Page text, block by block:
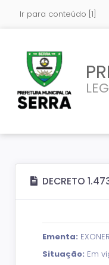
Ir para conteúdo [1]
DECRETO
Ementa:
Situação: Em